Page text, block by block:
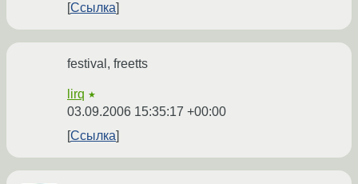
Ссылка
festival, freetts
lirq ★
03.09.2006 15:35:17 +00:00
Ссылка